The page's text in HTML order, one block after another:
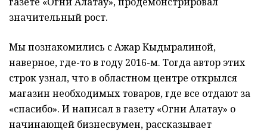
значительный рост.
Мы познакомились с Ажар Кыдыралиной,
наверное, где-то в году 2016-м. Тогда автор этих
строк узнал, что в областном центре открылся
магазин необходимых товаров, где все отдают за
«спасибо». И написал в газету «Огни Алатау» о
начинающей бизнесвумен, рассказывает